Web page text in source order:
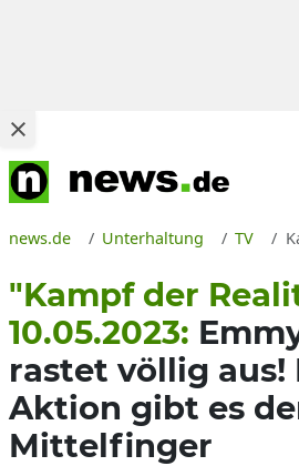
news.de Unterhaltung TV
"Kampf der
10.05.2023:
rastet völlig aus!
Aktion gibt es
Mittelfinger